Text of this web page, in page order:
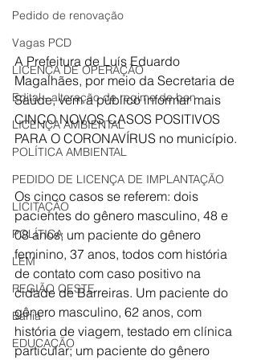
Pedido de renovação
Vagas PCD
LICENÇA DE OPERAÇÃO
Edital - alteração de regime de ben
LICENÇA AMBIENTAL
POLÍTICA AMBIENTAL
PEDIDO DE LICENÇA DE IMPLANTAÇÃO
LICITAÇÃO
POLÍTICA
LEM
REGIÃO OESTE
Bahia
EDUCAÇÃO
A Prefeitura de Luís Eduardo
Magalhães, por meio da Secretaria de
Saúde, vem a público informar mais
CINCO NOVOS CASOS POSITIVOS
PARA O CORONAVÍRUS no município.
Os cinco casos se referem: dois
pacientes do gênero masculino, 48 e
08 anos; um paciente do gênero
feminino, 37 anos, todos com história
de contato com caso positivo na
cidade de Barreiras. Um paciente do
gênero masculino, 62 anos, com
história de viagem, testado em clínica
particular; um paciente do gênero